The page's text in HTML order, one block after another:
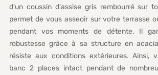
d'un coussin d'assise gris rembourré sur
permet de vous asseoir sur votre terrasse
pendant vos moments de détente. Il
robustesse grâce à sa structure en
résiste aux conditions extérieures. Ainsi,
banc 2 places intact pendant de